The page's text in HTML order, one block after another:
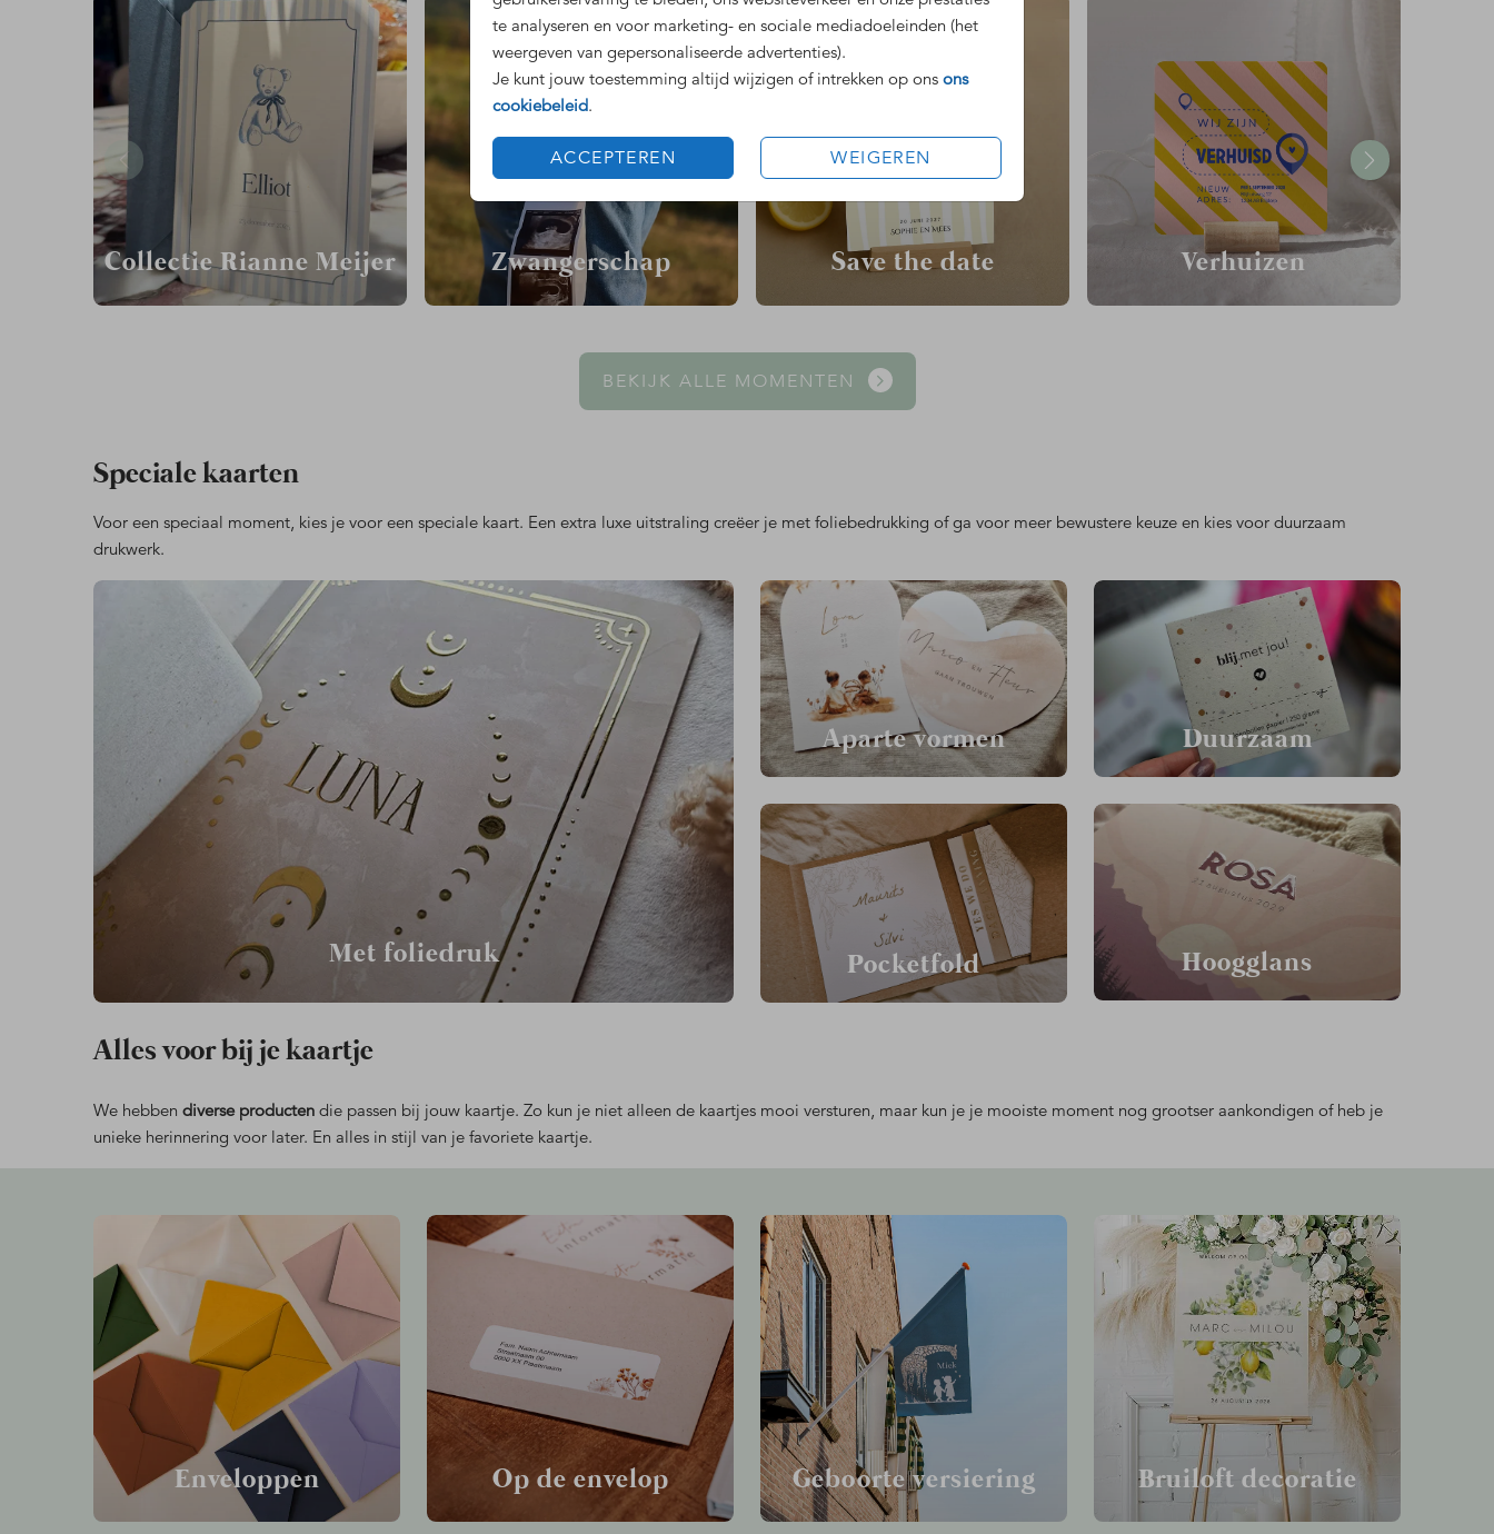
te analyseren en voor marketing- en sociale mediadoeleinden (het
weergeven van gepersonaliseerde advertenties).
Je kunt jouw toestemming altijd wijzigen of intrekken op ons ons
cookiebeleid.
ACCEPTEREN WEIGEREN
Collectie Rianne Meijer Zwangerschap Save the date Verhuizen
BEKIJK ALLE MOMENTEN
Speciale kaarten
Voor een speciaal moment, kies je voor een speciale kaart. Een extra luxe uitstraling creëer je met foliebedrukking of ga voor meer bewustere keuze en kies voor duurzaam
drukwerk.
Met foliedruk
Aparte vormen Duurzaam
Pocketfold Hoogglans
Alles voor bij je kaartje
We hebben diverse producten die passen bij jouw kaartje. Zo kun je niet alleen de kaartjes mooi versturen, maar kun je je mooiste moment nog grootser aankondigen of heb je
unieke herinnering voor later. En alles in stijl van je favoriete kaartje.
Enveloppen Op de envelop Geboorte versiering Bruiloft decoratie